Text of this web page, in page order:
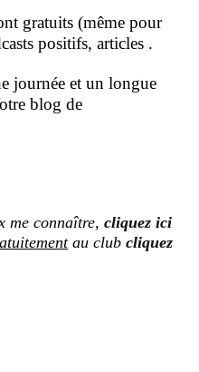
gratuits (même pour
positifs, articles .
journée et un longue
blog de
me connaître, cliquez ici
au club cliquez